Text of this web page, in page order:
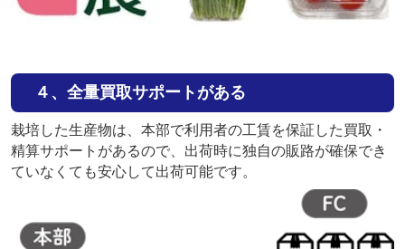
４、全量買取サポートがある
栽培した生産物は、本部で利用者の工賃を保証した買取・
精算サポートがあるので、出荷時に独自の販路が確保でき
ていなくても安心して出荷可能です。